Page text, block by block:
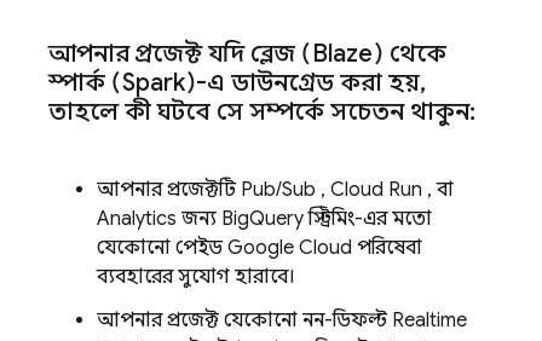
আপনার প্রজেক্ট যদি ব্লেজ (Blaze) থেকে
স্পার্ক (Spark)-এ ডাউনগ্রেড করা হয়,
তাহলে কী ঘটবে সে সম্পর্কে সচেতন থাকুন:
আপনার প্রজেক্টটি Pub/Sub , Cloud Run , বা
Analytics জন্য BigQueryস্ট্রিমিং-এর মতো
যেকোনো পেইডGoogle Cloud পরিষেবা
ব্যবহারের সুযোগ হারাবে।
আপনার প্রজেক্ট যেকোনো নন-ডিফল্ট Realtime